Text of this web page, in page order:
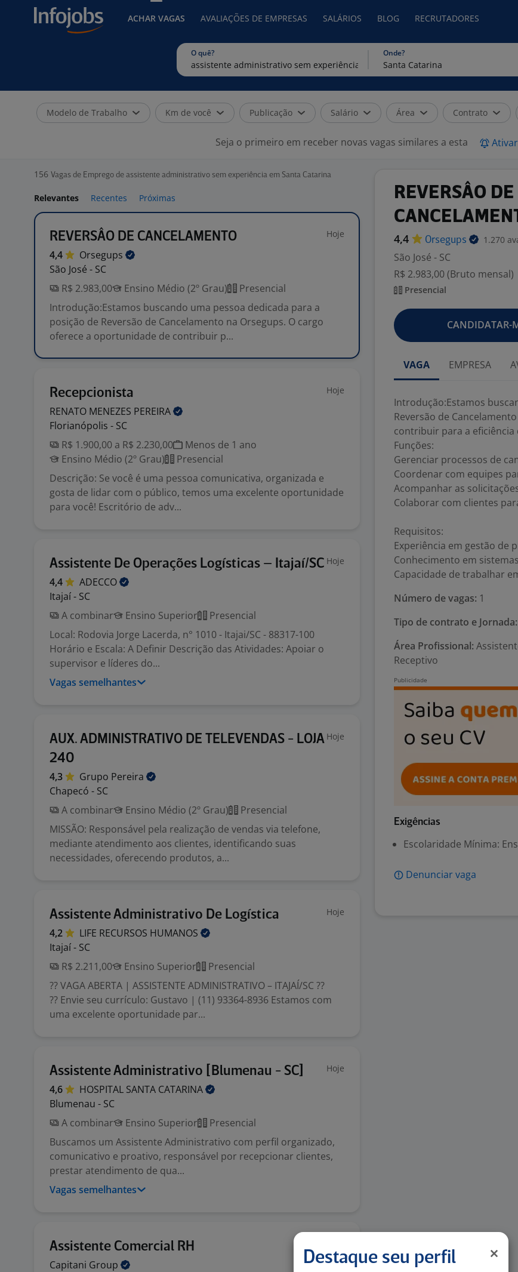
ACHAR VAGAS AVALIAÇÕES DE EMPRESAS SALÁRIOS BLOG RECRUTADORES
O quê? Onde?
Modelo de Trabalho Km de você Publicação Salário Área Contrato
Seja o primeiro em receber novas vagas similares a esta
156 Vagas de Emprego de assistente administrativo sem experiência em Santa Catarina
Relevantes Recentes Próximas
REVERSÂO DE CANCELAMENTO Hoje
4,4
Orsegups
São José - SC
R$ 2.983,00
Ensino Médio (2º Grau)
Presencial
Introdução:Estamos buscando uma pessoa dedicada para a
posição de Reversão de Cancelamento na Orsegups. O cargo
oferece a oportunidade de contribuir p...
Recepcionista Hoje
RENATO MENEZES PEREIRA
Florianópolis - SC
R$ 1.900,00 a R$ 2.230,00
Menos de 1 ano
Ensino Médio (2º Grau)
Presencial
Descrição: Se você é uma pessoa comunicativa, organizada e
gosta de lidar com o público, temos uma excelente oportunidade
para você! Escritório de adv...
Assistente De Operações Logísticas – Itajaí/SC Hoje
4,4
ADECCO
Itajaí - SC
A combinar
Ensino Superior
Presencial
Local: Rodovia Jorge Lacerda, n° 1010 - Itajai/SC - 88317-100
Horário e Escala: A Definir Descrição das Atividades: Apoiar o
supervisor e líderes do...
Vagas semelhantes
AUX. ADMINISTRATIVO DE TELEVENDAS - LOJA
240
Hoje
4,3 Grupo Pereira
Chapecó - SC
A combinar
Ensino Médio (2º Grau)
Presencial
MISSÃO: Responsável pela realização de vendas via telefone,
mediante atendimento aos clientes, identificando suas
necessidades, oferecendo produtos, a...
Assistente Administrativo De Logística Hoje
4,2 LIFE RECURSOS HUMANOS
Itajaí - SC
R$ 2.211,00
Ensino Superior
Presencial
?? VAGA ABERTA | ASSISTENTE ADMINISTRATIVO – ITAJAÍ/SC ??
?? Envie seu currículo: Gustavo | (11) 93364-8936 Estamos com
uma excelente oportunidade par...
Assistente Administrativo [Blumenau - SC] Hoje
4,6 HOSPITAL SANTA CATARINA
Blumenau - SC
A combinar
Ensino Superior
Presencial
Buscamos um Assistente Administrativo com perfil organizado,
comunicativo e proativo, responsável por recepcionar clientes,
prestar atendimento de qua...
Vagas semelhantes
Assistente Comercial RH
Capitani Group
REVERSÂO DE
4,4 Orsegups 1.270
São José - SC
R$ 2.983,00 (Bruto mensal)
Presencial
CANDIDATAR-
VAGA EMPRESA
Introdução:Estamos
Reversão de
contribuir para a
Funções:
Gerenciar processos de
Coordenar com equipes
Acompanhar as
Colaborar com clientes
Requisitos:
Experiência em gestão de
Conhecimento em
Capacidade de trabalhar
Número de vagas: 1
Tipo de contrato e Jornada:
Área Profissional:
Receptivo
Exigências
Escolaridade Mínima:
Denunciar vaga
Destaque seu perfil